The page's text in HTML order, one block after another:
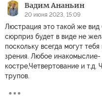
Вадим Ананьин
20 июня 2023, 15:09
Люстрация это такой же
сюрприз будет в виде не
поскольку всегда могут
зрения. Любое
костре,Четвертование и
трупов.